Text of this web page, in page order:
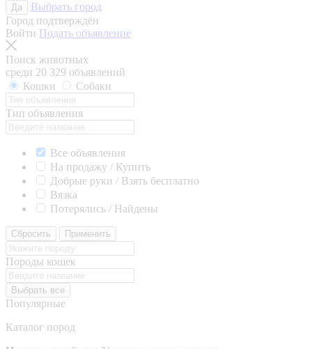
Да
Выбрать город
Город подтверждён
Войти Подать объявление
Поиск животных
среди 20 329 объявлений
Кошки
Собаки
Тип объявления
Все объявления
На продажу / Купить
Добрые руки / Взять бесплатно
Вязка
Потерялись / Найдены
Сбросить Применить
Породы кошек
Выбрать все
Популярные
Каталог пород